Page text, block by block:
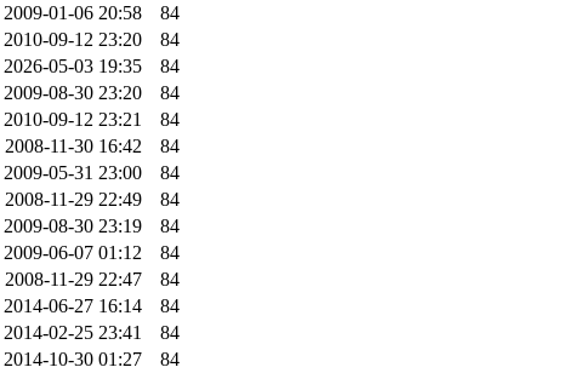
2009-01-06 20:58
84
2010-09-12 23:20
84
2026-05-03 19:35
84
2009-08-30 23:20
84
2010-09-12 23:21
84
2008-11-30 16:42
84
2009-05-31 23:00
84
2008-11-29 22:49
84
2009-08-30 23:19
84
2009-06-07 01:12
84
2008-11-29 22:47
84
2014-06-27 16:14
84
2014-02-25 23:41
84
2014-10-30 01:27
84